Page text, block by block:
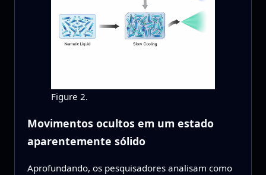
Figure 2.
Movimentos ocultos em um estado
aparentemente sólido
Aprofundando, os pesquisadores analisam como